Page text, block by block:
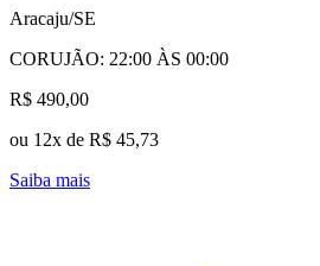
Aracaju/SE
CORUJÃO: 22:00 ÀS 00:00
R$ 490,00
ou 12x de R$ 45,73
Saiba mais